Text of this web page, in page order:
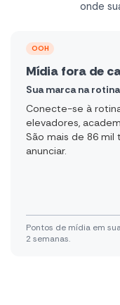
onde
OOH
Mídia fora de
Sua marca na
Conecte-se à
elevadores,
São mais de 86 mil
anunciar.
Pontos de mídia em
2 semanas.